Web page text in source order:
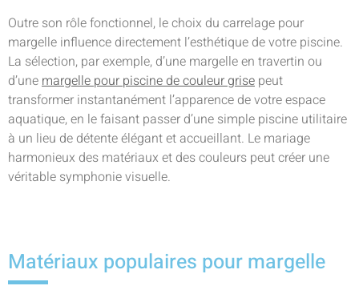
Outre son rôle fonctionnel, le choix du carrelage pour
margelle influence directement l’esthétique de votre piscine.
La sélection, par exemple, d’une margelle en travertin ou
d’unemargelle pour piscine de couleur grise peut
transformer instantanément l’apparence de votre espace
aquatique, en le faisant passer d’une simple piscine utilitaire
à un lieu de détente élégant et accueillant. Le mariage
harmonieux des matériaux et des couleurs peut créer une
véritable symphonie visuelle.
Matériaux populaires pour margelle